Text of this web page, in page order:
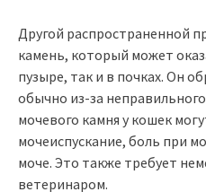
Другой распространенной
камень, который может
пузыре, так и в почках. Он
обычно из-за
мочевого камня у кошек
мочеиспускание, боль при
моче. Это также требует
ветеринаром.